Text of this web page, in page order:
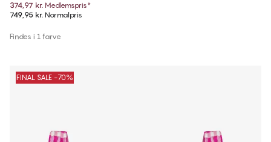
374,97 kr. Medlemspris*
749,95 kr. Normalpris
Findes i 1 farve
FINAL SALE -70%